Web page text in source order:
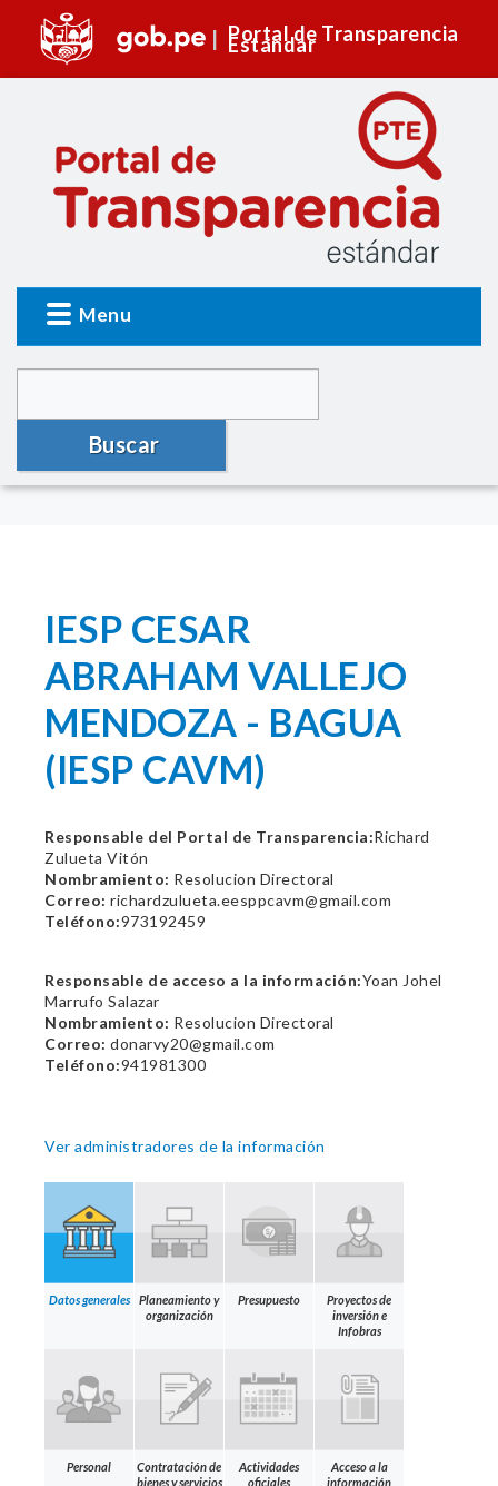
Portal de Transparencia
Estándar
Menu
Buscar
IESP CESAR
ABRAHAM VALLEJO
MENDOZA - BAGUA
(IESP CAVM)
Responsable del Portal de Transparencia:Richard
Zulueta Vitón
Nombramiento: Resolucion Directoral
Correo: richardzulueta.eesppcavm@gmail.com
Teléfono:973192459
Responsable de acceso a la información:Yoan Johel
Marrufo Salazar
Nombramiento: Resolucion Directoral
Correo: donarvy20@gmail.com
Teléfono:941981300
Ver administradores de la información
Datos generales
Planeamiento y
organización
Presupuesto
Proyectos de
inversión e
Infobras
Personal
Contratación de
bienes y servicios
Actividades
oficiales
Acceso a la
información